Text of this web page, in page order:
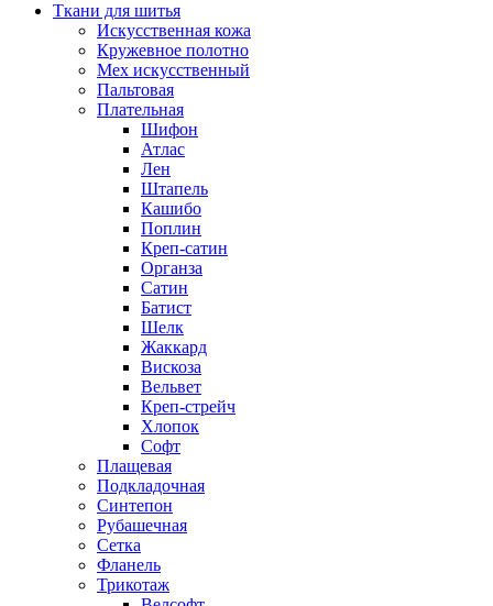
Ткани для шитья
Искусственная кожа
Кружевное полотно
Мех искусственный
Пальтовая
Плательная
Шифон
Атлас
Лен
Штапель
Кашибо
Поплин
Креп-сатин
Органза
Сатин
Батист
Шелк
Жаккард
Вискоза
Вельвет
Креп-стрейч
Хлопок
Софт
Плащевая
Подкладочная
Синтепон
Рубашечная
Сетка
Фланель
Трикотаж